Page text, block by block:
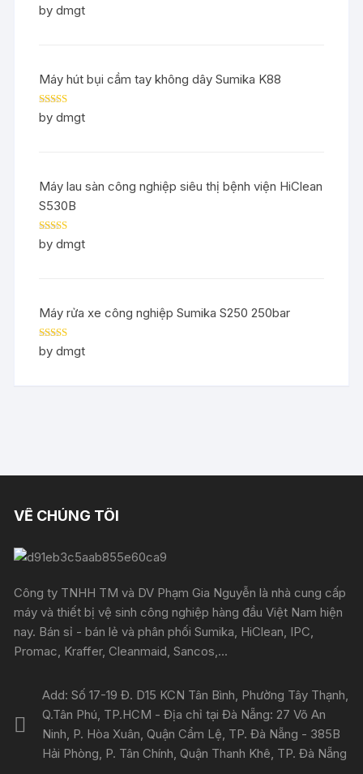
Rated5out
of 5
by dmgt
Máy hút bụi cầm tay không dây Sumika K88
Rated5out
of 5
by dmgt
Máy lau sàn công nghiệp siêu thị bệnh viện HiClean
S530B
Rated5out
of 5
by dmgt
Máy rửa xe công nghiệp Sumika S250 250bar
Rated5out
of 5
by dmgt
VỀ CHÚNG TÔI
Công ty TNHH TM và DV Phạm Gia Nguyễn là nhà cung cấp
máy và thiết bị vệ sinh công nghiệp hàng đầu Việt Nam hiện
nay. Bán sỉ - bán lẻ và phân phối Sumika, HiClean, IPC,
Promac, Kraffer, Cleanmaid, Sancos,...
Add: Số 17-19 Đ. D15 KCN Tân Bình, Phường Tây Thạnh,
Q.Tân Phú, TP.HCM - Địa chỉ tại Đà Nẵng: 27 Võ An
Ninh, P. Hòa Xuân, Quận Cẩm Lệ, TP. Đà Nẵng - 385B
Hải Phòng, P. Tân Chính, Quận Thanh Khê, TP. Đà Nẵng